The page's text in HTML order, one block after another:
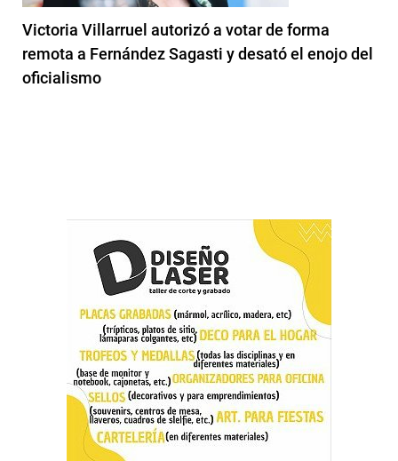
Victoria Villarruel autorizó a votar de forma
remota a Fernández Sagasti y desató el enojo del
oficialismo